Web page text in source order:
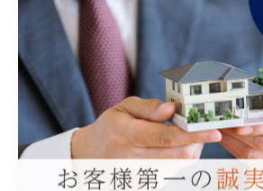
マンション
空き家
相続
査定
買取